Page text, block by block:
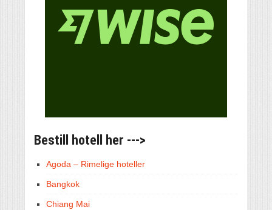
Bestill hotell her --->
Agoda – Rimelige hoteller
Bangkok
Chiang Mai